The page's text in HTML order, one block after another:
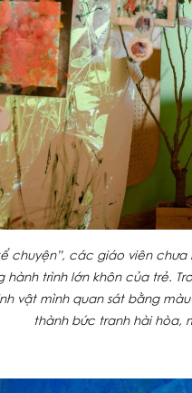
chuyện”, các giáo viên
hành trình lớn khôn của trẻ.
vật mình quan sát bằng
thành bức tranh hài hòa,